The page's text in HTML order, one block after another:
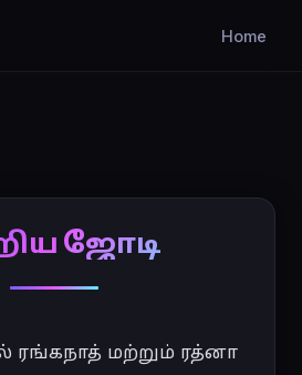
Home
ஜோடி
ரங்கநாத் மற்றும் ரத்னா